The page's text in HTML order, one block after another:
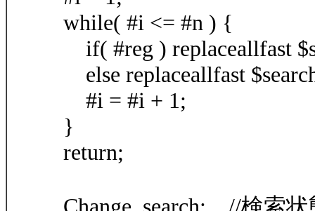
while( #i <= #n ) {
if( #reg ) replaceallfast
else replaceallfast
#i = #i + 1;
}
return;